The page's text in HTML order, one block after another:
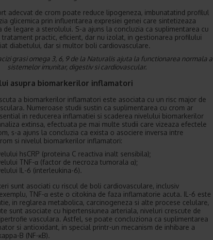
adecvat de crom poate reduce lipogeneza, imbunatatind profilul
glicemica prin influentarea expresiei genei care sintetizeaza
de legare a sterolului. S-a ajuns la concluzia ca suplimentarea cu
practic, eficient, dar nu izolat, in gestionarea profilului
diabetului, dar si multor boli cardiovasculare.
grasi omega 3, 6, 9 de la Naturalis ajuta la functionarea normala a
sistemelor imunitar, digestiv si cardiovascular.
asupra biomarkerilor inflamatori
a biomarkerilor inflamatori este asociata cu un risc major de
Numeroase studii sustin ca suplimentarea cu crom ar
in reducerea inflamatiei si scaderea nivelului biomarkerilor
extinsa, efectuata pe mai multe studii care vizeaza efectele
s-a ajuns la concluzia ca exista o asociere inversa intre
si nivelul biomarkerilor inflamatori:
hsCRP (proteina C reactiva inalt sensibila);
TNF-α (factor de necroza tumorala α);
IL-6 (interleukina-6).
sunt asociati cu riscul de boli cardiovasculare, inclusiv
TNF-α este o citokina de faza inflamatorie acuta. IL-6 este
in reglarea metabolica, carcinogeneza si alte procese celulare,
sunt asociate cu hipertensiunea arteriala, niveluri crescute de
vasculara. Astfel, se poate concluziona ca suplimentarea
si antioxidant, in special printr-un mecanism de inhibare a
B (NF-κB).